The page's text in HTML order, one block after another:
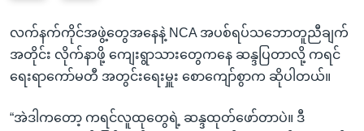
v
i
o
s
t
s
l
d
လက်နက်ကိုင်အဖွဲ့တွေအနေနဲ့ NCA အပစ်ရပ်သဘောတူညီချက်
အတိုင်း လိုက်နာဖို့ ကျေးရွာသားတွေကနေ ဆန္ဒပြတာလို့ ကရင်
ရေးရာကော်မတီ အတွင်းရေးမှူး စောကျော်စွာက ဆိုပါတယ်။
“အဲဒါကတော့ ကရင်လူထုတွေရဲ့ ဆန္ဒထုတ်ဖော်တာပဲ။ ဒီ